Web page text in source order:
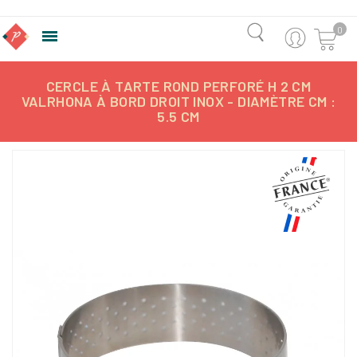
 0
CERCLE À TARTE ROND PERFORÉ H 2 CM
VALRHONA À BORD DROIT INOX - DIAMÈTRE CM :
5.5 CM